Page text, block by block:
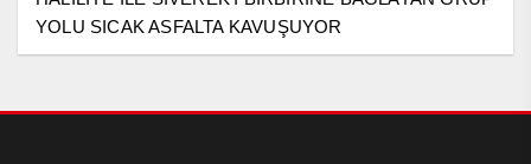
YOLU SICAK ASFALTA KAVUŞUYOR